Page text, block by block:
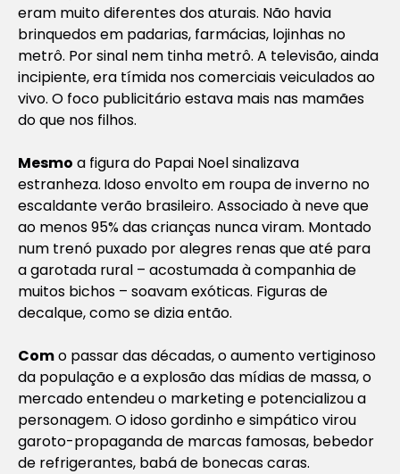
eram muito diferentes dos aturais. Não havia
brinquedos em padarias, farmácias, lojinhas no
metrô. Por sinal nem tinha metrô. A televisão, ainda
incipiente, era tímida nos comerciais veiculados ao
vivo. O foco publicitário estava mais nas mamães
do que nos filhos.
Mesmo a figura do Papai Noel sinalizava
estranheza. Idoso envolto em roupa de inverno no
escaldante verão brasileiro. Associado à neve que
ao menos 95% das crianças nunca viram. Montado
num trenó puxado por alegres renas que até para
a garotada rural – acostumada à companhia de
muitos bichos – soavam exóticas. Figuras de
decalque, como se dizia então.
Como passar das décadas, o aumento vertiginoso
da população e a explosão das mídias de massa, o
mercado entendeu o marketing e potencializou a
personagem. O idoso gordinho e simpático virou
garoto-propaganda de marcas famosas, bebedor
de refrigerantes, babá de bonecas caras.